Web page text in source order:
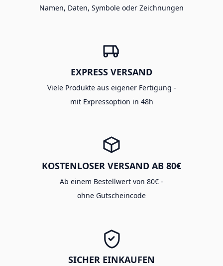
Namen, Daten, Symbole oder Zeichnungen
EXPRESS VERSAND
Viele Produkte aus eigener Fertigung -
mit Expressoption in 48h
KOSTENLOSER VERSAND AB 80€
Ab einem Bestellwert von 80€ -
ohne Gutscheincode
SICHER EINKAUFEN